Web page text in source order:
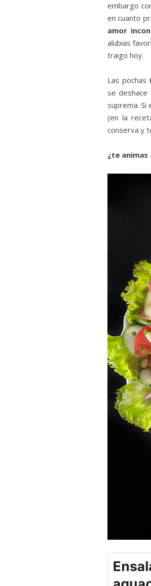
embargo
en cuanto
amor
alubias
traigo hoy.
Las pochas
se deshace
suprema. Si
(en la
conserva y
¿te animas